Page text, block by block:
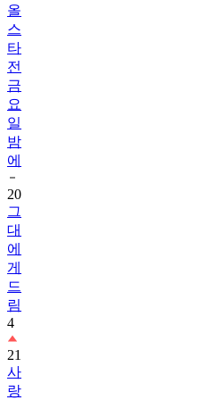
올
스
타
전
금
요
일
밤
에
20
그
대
에
게
드
림
4
21
사
랑